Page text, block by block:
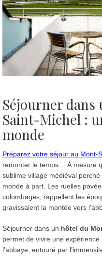
Séjourner
Saint-Michel :
monde
Préparez votre séjour au Mont-
remonter le temps… À mesure
sublime village médiéval
monde à part. Les ruelles
colombages, rappellent les
gravissaient la montée vers
Séjourner dans un hôtel du
permet de vivre une
l’abbaye, entouré par